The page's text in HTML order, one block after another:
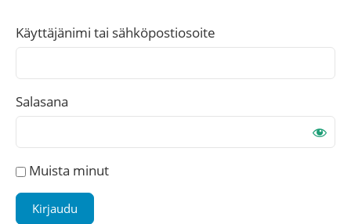
Käyttäjänimi tai sähköpostiosoite
Salasana
Muista minut